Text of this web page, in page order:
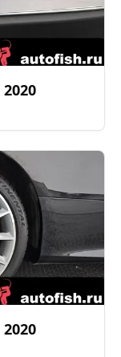
2020
2020